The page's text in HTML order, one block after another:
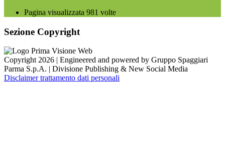
Pagina visualizzata 981 volte
Sezione Copyright
Copyright 2026 | Engineered and powered by Gruppo Spaggiari
Parma S.p.A. | Divisione Publishing & New Social Media
Disclaimer trattamento dati personali